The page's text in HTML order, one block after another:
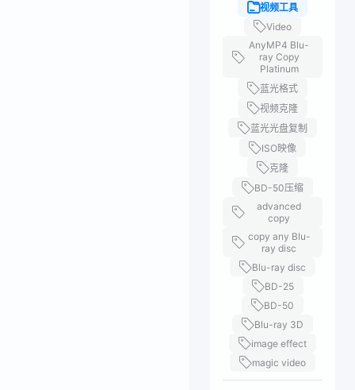
视频工具
Video
AnyMP4 Blu-
ray Copy
Platinum
蓝光格式
视频克隆
蓝光光盘复制
ISO映像
克隆
BD-50压缩
advanced
copy
copy any Blu-
ray disc
Blu-ray disc
BD-25
BD-50
Blu-ray 3D
image effect
magic video